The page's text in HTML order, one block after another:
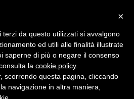
CERCA PER NOME
×
da questo utilizzati si avvalgono
ed utili alle finalità illustrate
saperne di più o negare il consenso
la cookie policy.
scorrendo questa pagina, cliccando
navigazione in altra maniera,